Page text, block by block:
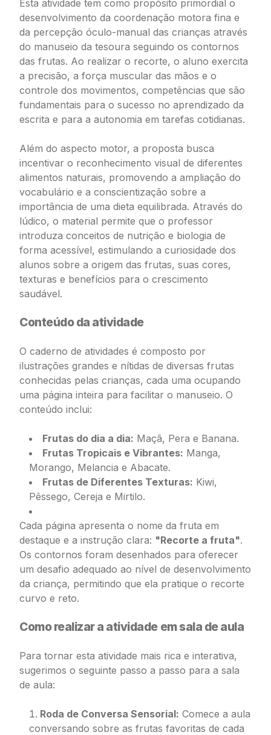
Esta atividade tem como propósito primordial o
desenvolvimento da coordenação motora fina e
da percepção óculo-manual das crianças através
do manuseio da tesoura seguindo os contornos
das frutas. Ao realizar o recorte, o aluno exercita
a precisão, a força muscular das mãos e o
controle dos movimentos, competências que são
fundamentais para o sucesso no aprendizado da
escrita e para a autonomia em tarefas cotidianas.
Além do aspecto motor, a proposta busca
incentivar o reconhecimento visual de diferentes
alimentos naturais, promovendo a ampliação do
vocabulário e a conscientização sobre a
importância de uma dieta equilibrada. Através do
lúdico, o material permite que o professor
introduza conceitos de nutrição e biologia de
forma acessível, estimulando a curiosidade dos
alunos sobre a origem das frutas, suas cores,
texturas e benefícios para o crescimento
saudável.
Conteúdo da atividade
O caderno de atividades é composto por
ilustrações grandes e nítidas de diversas frutas
conhecidas pelas crianças, cada uma ocupando
uma página inteira para facilitar o manuseio. O
conteúdo inclui:
Frutas do dia a dia: Maçã, Pera e Banana.
Frutas Tropicais e Vibrantes: Manga,
Morango, Melancia e Abacate.
Frutas de Diferentes Texturas: Kiwi,
Pêssego, Cereja e Mirtilo.
Cada página apresenta o nome da fruta em
destaque e a instrução clara: "Recorte a fruta".
Os contornos foram desenhados para oferecer
um desafio adequado ao nível de desenvolvimento
da criança, permitindo que ela pratique o recorte
curvo e reto.
Como realizar a atividade em sala de aula
Para tornar esta atividade mais rica e interativa,
sugerimos o seguinte passo a passo para a sala
de aula:
Roda de Conversa Sensorial: Comece a aula
conversando sobre as frutas favoritas de cada